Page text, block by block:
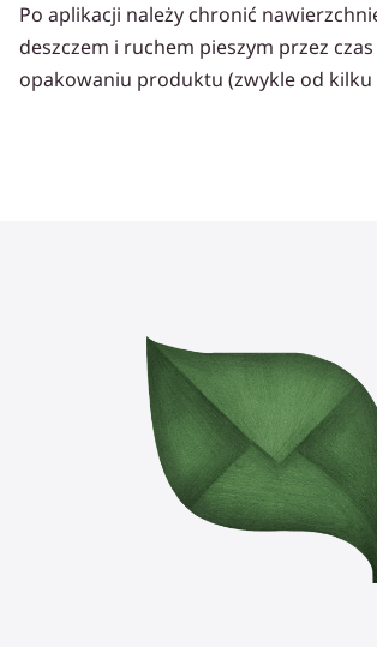
Po aplikacji należy chronić
deszczem i ruchem pieszym przez
opakowaniu produktu (zwykle od kilku